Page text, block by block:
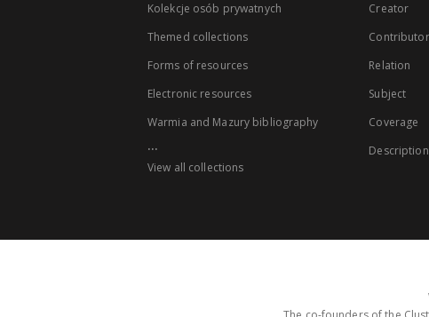
Kolekcje osób prywatnych
Themed collections
Forms of resources
Electronic resources
Warmia and Mazury bibliography
...
View all collections
Creator
Contributor
Relation
Subject
Coverage
Description